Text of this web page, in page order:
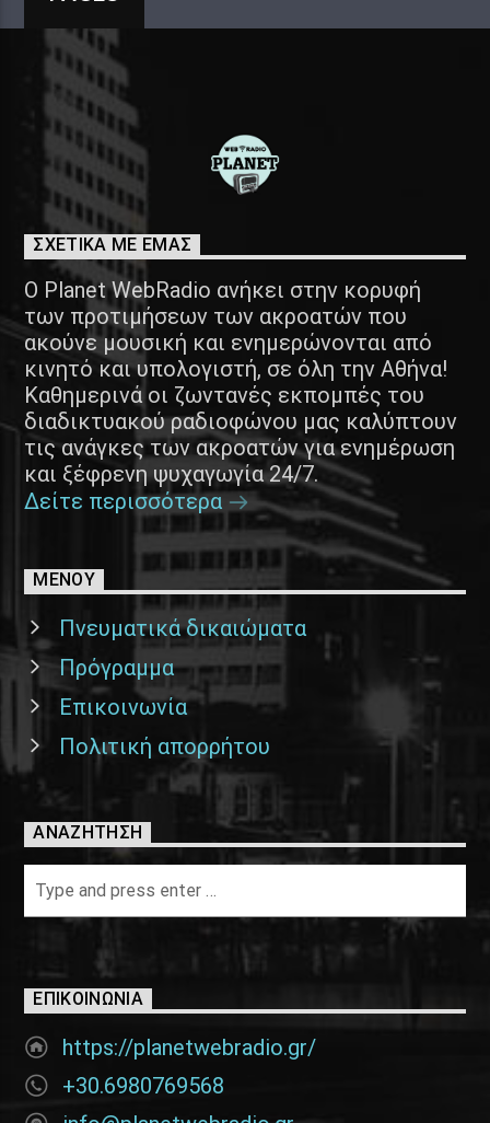
ΣΧΕΤΙΚΑ ΜΕ ΕΜΑΣ
Ο Planet WebRadio ανήκει στην κορυφή
των προτιμήσεων των ακροατών που
ακούνε μουσική και ενημερώνονται από
κινητό και υπολογιστή, σε όλη την Αθήνα!
Καθημερινά οι ζωντανές εκπομπές του
διαδικτυακού ραδιοφώνου μας καλύπτουν
τις ανάγκες των ακροατών για ενημέρωση
και ξέφρενη ψυχαγωγία 24/7.
Δείτε περισσότερα
ΜΕΝΟΥ
Πνευματικά δικαιώματα
Πρόγραμμα
Επικοινωνία
Πολιτική απορρήτου
ΑΝΑΖΉΤΗΣΗ
ΕΠΙΚΟΙΝΩΝΊΑ
https://planetwebradio.gr/
+30.6980769568